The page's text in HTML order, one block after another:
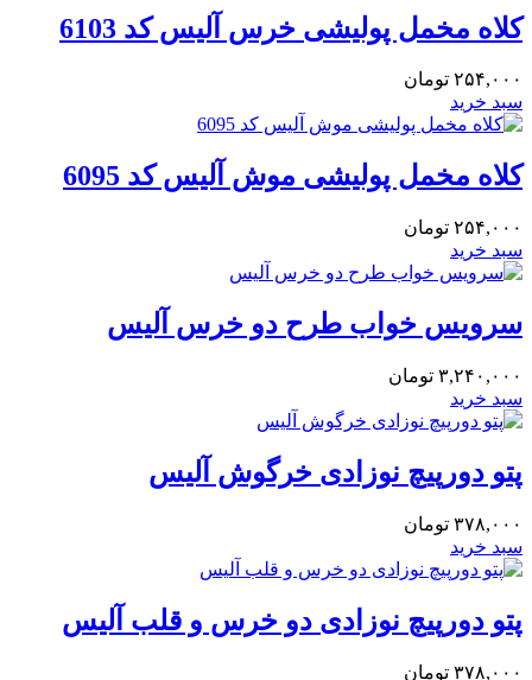
کلاه مخمل پولیشی خرس آلیس کد 6103
۲۵۴,۰۰۰ تومان
سبد خرید
کلاه مخمل پولیشی موش آلیس کد 6095
۲۵۴,۰۰۰ تومان
سبد خرید
سرویس خواب طرح دو خرس آلیس
۳,۲۴۰,۰۰۰ تومان
سبد خرید
پتو دورپیچ نوزادی خرگوش آلیس
۳۷۸,۰۰۰ تومان
سبد خرید
پتو دورپیچ نوزادی دو خرس و قلب آلیس
۳۷۸,۰۰۰ تومان